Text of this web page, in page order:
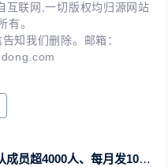
互联网,一切版权均归源网站
有。
知我们删除。邮箱：
超4000人、每月发10亿工资